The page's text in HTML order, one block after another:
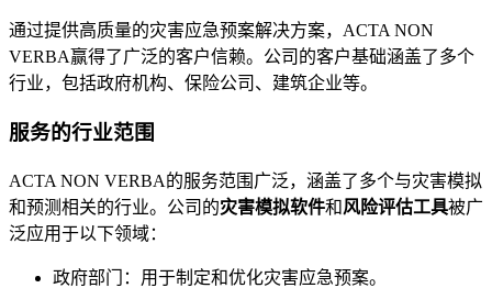
通过提供高质量的灾害应急预案解决方案，ACTA NON
VERBA赢得了广泛的客户信赖。公司的客户基础涵盖了多个
行业，包括政府机构、保险公司、建筑企业等。
服务的行业范围
ACTA NON VERBA的服务范围广泛，涵盖了多个与灾害模拟
和预测相关的行业。公司的灾害模拟软件和风险评估工具被广
泛应用于以下领域：
政府部门：用于制定和优化灾害应急预案。